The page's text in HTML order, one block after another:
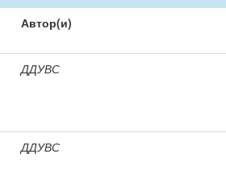
Автор(и)
ДДУВС
ДДУВС